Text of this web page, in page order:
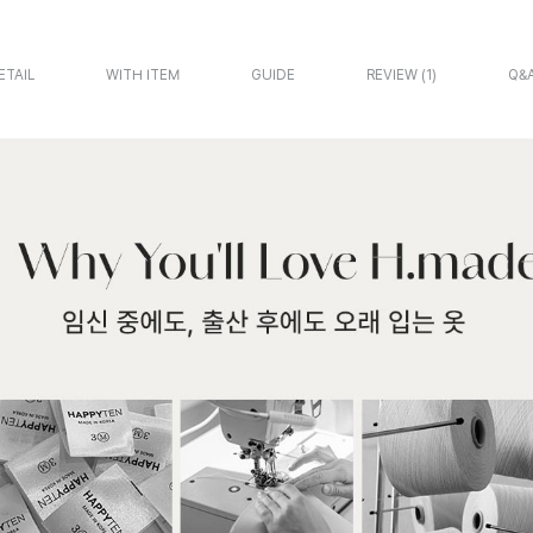
WITH ITEM GUIDE REVIEW 1